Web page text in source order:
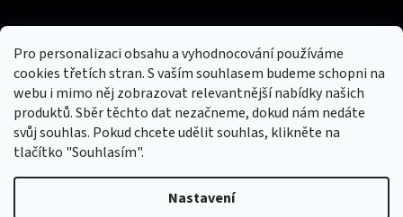
Pro personalizaci obsahu a vyhodnocování používáme
cookies třetích stran. S vaším souhlasem budeme schopni na
webu i mimo něj zobrazovat relevantnější nabídky našich
produktů. Sběr těchto dat nezačneme, dokud nám nedáte
svůj souhlas. Pokud chcete udělit souhlas, klikněte na
tlačítko "Souhlasím".
Nastavení
Nový obchod s batohy, cestovními zavazadly, tašky a peněženky